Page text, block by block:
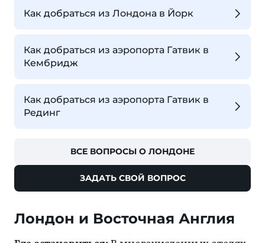
Как добраться из Лондона в Йорк
Как добраться из аэропорта Гатвик в
Кембридж
Как добраться из аэропорта Гатвик в
Рединг
ВСЕ ВОПРОСЫ О ЛОНДОНЕ
ЗАДАТЬ СВОЙ ВОПРОС
Лондон и Восточная Англия